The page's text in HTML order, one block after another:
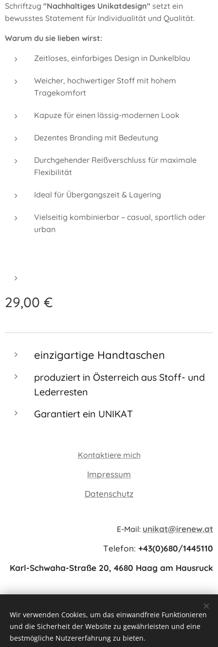
Schriftzug "Nachhaltiges Unikatdesign" setzt ein
bewusstes Statement für Individualität und Qualität.
Warum du sie lieben wirst:
Zeitloses, einfarbiges Design in Dunkelblau
Weicher, hochwertiger Stoff mit hohem
Tragekomfort
Kapuze für einen lässig-modernen Look
Dezentes Branding mit Bedeutung
Durchgehender Reißverschluss für maximale
Flexibilität
Ideal für Übergangszeit & Layering
Vielseitig kombinierbar – casual, sportlich oder
urban
29,00 €
einzigartige Handtaschen
produziert in Österreich aus Stoff- und
Lederresten
Garantiert ein UNIKAT
Kontaktiere mich
Impressum
Datenschutz
E-Mail: unikat@irenew.at
Telefon: +43(0)680/1445110
Karl-Schwaha-Straße 20, 4680 Haag am Hausruck
www.irenew.at Cookies
Wir verwenden Cookies, um das einwandfreie Funktionieren
und die Sicherheit der Website zu gewährleisten und eine
bestmögliche Nutzererfahrung zu bieten.